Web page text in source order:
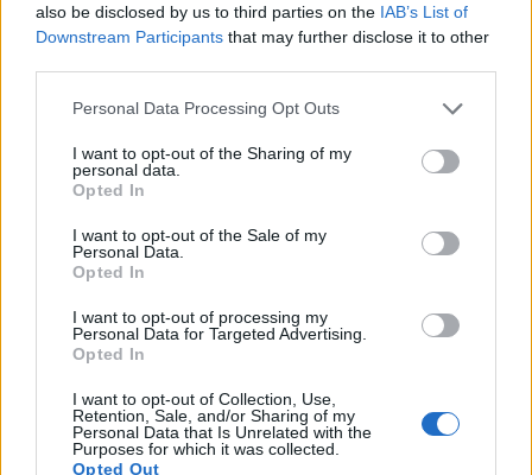
also be disclosed by us to third parties on the IAB’s List of
Downstream Participants that may further disclose it to other
Please note that this website/app uses one or more Google
not limited to your visit or usage behaviour. You may click to
grant or deny consent to Google and its third-party tags to
use your data for below specified purposes in below Google
consent section.
Personal Data Processing Opt Outs
I want to opt-out of the Sharing of my
personal data.
Opted In
I want to opt-out of the Sale of my
Personal Data.
Opted In
I want to opt-out of processing my
Personal Data for Targeted Advertising.
Opted In
I want to opt-out of Collection, Use,
Retention, Sale, and/or Sharing of my
Personal Data that Is Unrelated with the
Purposes for which it was collected.
Opted Out